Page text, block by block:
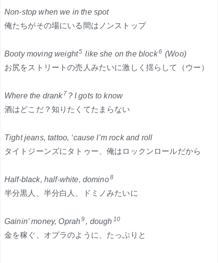
Non-stop when we in the spot
俺たちがその場にいる間はノンストップ
Booty moving weight5 like she on the block6 (Woo)
お尻をストリートの売人みたいに激しく揺らして（ウー）
Where the drank7 ? I gots to know
酒はどこだ？知りたくてたまらない
Tight jeans, tattoo, ‘cause I’m rock and roll
タイトジーンズにタトゥー、俺はロックンロールだから
Half-black, half-white, domino8
半分黒人、半分白人、ドミノみたいに
Gainin’ money, Oprah9 , dough 10
金を稼ぐ、オプラのように、たっぷりと